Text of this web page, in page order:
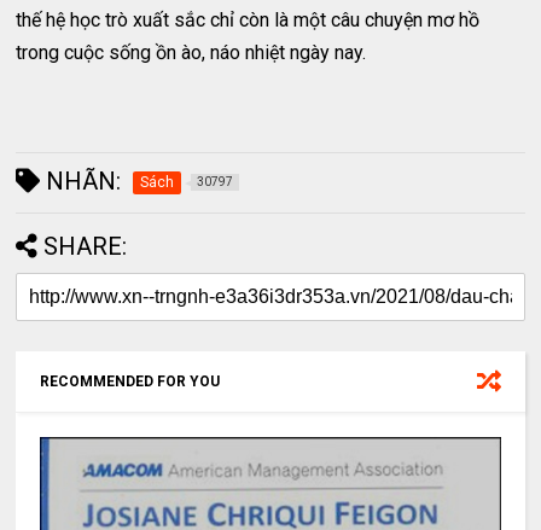
thế hệ học trò xuất sắc chỉ còn là một câu chuyện mơ hồ
trong cuộc sống ồn ào, náo nhiệt ngày nay.
NHÃN: Sách 30797
SHARE:
RECOMMENDED FOR YOU